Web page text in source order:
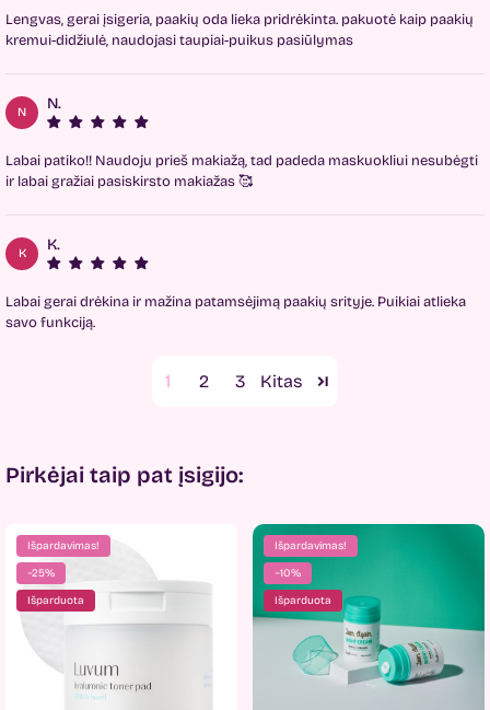
Lengvas, gerai įsigeria, paakių oda lieka pridrėkinta. pakuotė kaip paakių
kremui-didžiulė, naudojasi taupiai-puikus pasiūlymas
N N.
Labai patiko!! Naudoju prieš makiažą, tad padeda maskuokliui nesubėgti
ir labai gražiai pasiskirsto makiažas 🥰
K K.
Labai gerai drėkina ir mažina patamsėjimą paakių srityje. Puikiai atlieka
savo funkciją.
1 2 3
Pirkėjai taip pat įsigijo:
Išpardavimas!
−25%
Išparduota
Išpardavimas!
−10%
Išparduota